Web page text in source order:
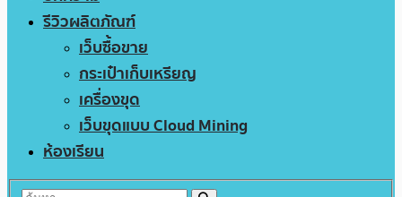
รีวิวผลิตภัณฑ์
เว็บซื้อขาย
กระเป๋าเก็บเหรียญ
เครื่องขุด
เว็บขุดแบบ Cloud Mining
ห้องเรียน